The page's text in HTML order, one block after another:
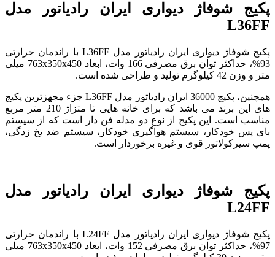
پکیج شوفاژ دیواری ایران رادیاتور مدل
L36FF
پکیج شوفاژ دیواری ایران رادیاتور مدل L36FF با راندمان حرارتی
93%، حداکثر توان برق مصرفی 166 وات، ابعاد 763x350x450 میلی
متر و وزن 42 کیلوگرم تولید و طراحی شده است.
همچنین، پکیج 36000 ایران رادیاتور مدل L36FF جزء مجهزترین پکیج
های این برند می باشد که برای خانه هایی تا متزاژ 210 متر مربع
مناسب است. این پکیج از نوع دو مدله فن دار است که از سیستم
بای پس خودکار، سیستم هواگیری خودکار، سیستم ضد یخ زدگی،
پمپ سیرکولاتور قوی و غیره برخوردار است.
پکیج شوفاژ دیواری ایران رادیاتور مدل
L24FF
پکیج شوفاژ دیواری ایران رادیاتور مدل L24FF با راندمان حرارتی
97%، حداکثر توان برق مصرفی 152 وات، ابعاد 763x350x450 میلی